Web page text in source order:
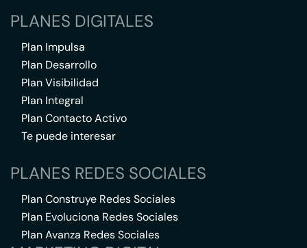
PLANES DIGITALES
Plan Impulsa
Plan Desarrollo
Plan Visibilidad
Plan Integral
Plan Contacto Activo
Te puede interesar
PLANES REDES SOCIALES
Plan Construye Redes Sociales
Plan Evoluciona Redes Sociales
Plan Avanza Redes Sociales